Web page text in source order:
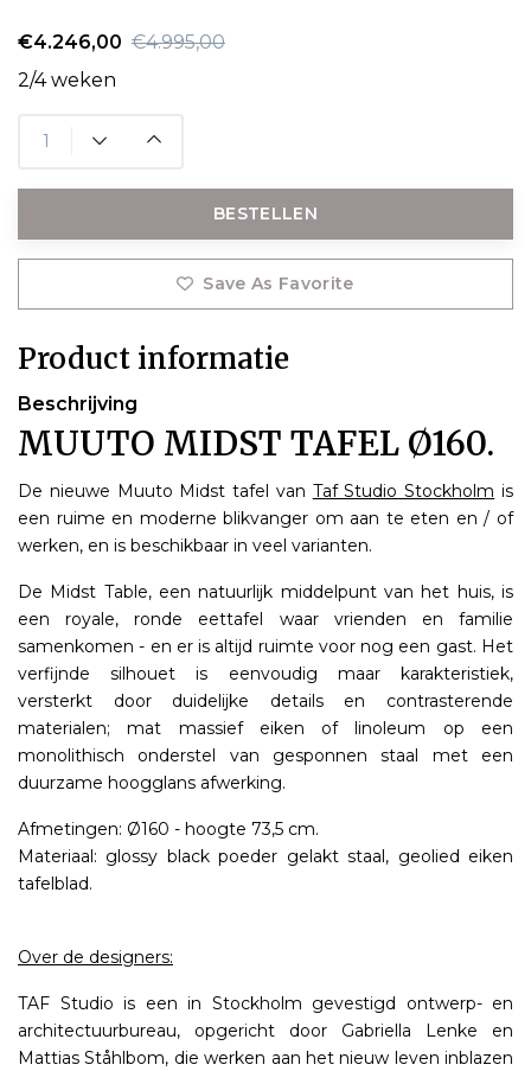
€4.246,00 €4.995,00
2/4 weken
BESTELLEN
Save As Favorite
Product informatie
Beschrijving
MUUTO MIDST TAFEL Ø160.
De nieuwe Muuto Midst tafel van Taf Studio Stockholm is
een ruime en moderne blikvanger om aan te eten en / of
werken, en is beschikbaar in veel varianten.
De Midst Table, een natuurlijk middelpunt van het huis, is
een royale, ronde eettafel waar vrienden en familie
samenkomen - en er is altijd ruimte voor nog een gast. Het
verfijnde silhouet is eenvoudig maar karakteristiek,
versterkt door duidelijke details en contrasterende
materialen; mat massief eiken of linoleum op een
monolithisch onderstel van gesponnen staal met een
duurzame hoogglans afwerking.
Afmetingen: Ø160 - hoogte 73,5 cm.
Materiaal: glossy black poeder gelakt staal, geolied eiken
tafelblad.
Over de designers:
TAF Studio is een in Stockholm gevestigd ontwerp- en
architectuurbureau, opgericht door Gabriella Lenke en
Mattias Ståhlbom, die werken aan het nieuw leven inblazen